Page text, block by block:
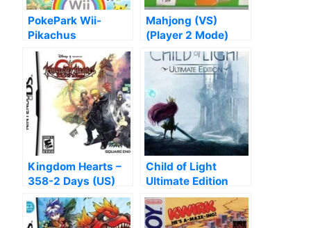
PokePark Wii-
Pikachus
Adventure
Mahjong (VS)
(Player 2 Mode)
Kingdom Hearts –
358-2 Days (US)
Child of Light
Ultimate Edition